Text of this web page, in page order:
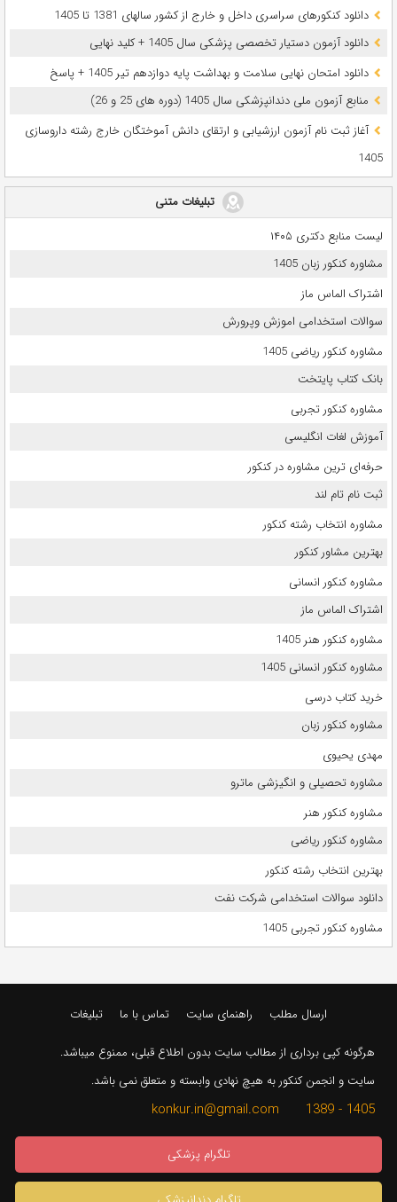
دانلود کنکورهای سراسری داخل و خارج از کشور سالهای 1381 تا 1405
دانلود آزمون دستیار تخصصی پزشکی سال 1405 + کلید نهایی
دانلود امتحان نهایی سلامت و بهداشت پایه دوازدهم تیر 1405 + پاسخ
ﻣﻨﺎﺑﻊ آزﻣﻮن ﻣﻠﯽ دندانپزشکی سال 1405 (دوره های 25 و 26)
آغاز ثبت نام آزمون‌ ارزشیابی و ارتقای دانش آموختگان خارج رشته داروسازی
1405
تبلیغات متنی
لیست منابع دکتری ۱۴۰۵
مشاوره کنکور زبان 1405
اشتراک الماس ماز
سوالات استخدامی اموزش وپرورش
مشاوره کنکور ریاضی 1405
بانک کتاب پایتخت
مشاوره کنکور تجربی
آموزش لغات انگلیسی
حرفه‌ای ترین مشاوره در کنکور
ثبت نام تام لند
مشاوره انتخاب رشته کنکور
بهترین مشاور کنکور
مشاوره کنکور انسانی
اشتراک الماس ماز
مشاوره کنکور هنر 1405
مشاوره کنکور انسانی 1405
خرید کتاب درسی
مشاوره کنکور زبان
مهدی یحیوی
مشاوره تحصیلی و انگیزشی ماترو
مشاوره کنکور هنر
مشاوره کنکور ریاضی
بهترین انتخاب رشته کنکور
دانلود سوالات استخدامی شرکت نفت
مشاوره کنکور تجربی 1405
ارسال مطلب راهنمای سایت تماس با ما تبلیغات
هرگونه کپی برداری از مطالب سایت بدون اطلاع قبلی، ممنوع میباشد.
سایت و انجمن کنکور به هیچ نهادی وابسته و متعلق نمی باشد.
1405 - 1389 konkur.in@gmail.com
تلگرام پزشکی